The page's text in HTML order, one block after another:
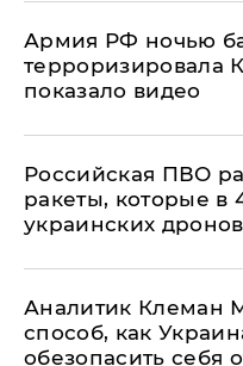
Армия РФ ночью
терроризировала
показало видео
Российская ПВО
ракеты, которые в
украинских
Аналитик Клеман
способ, как
обезопасить себя